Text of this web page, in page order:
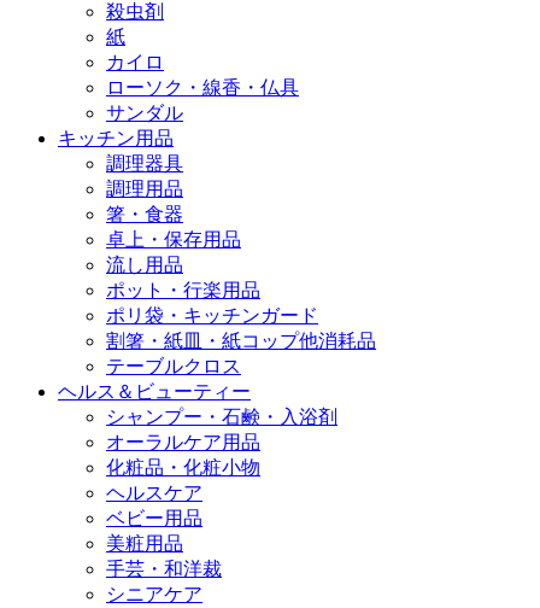
殺虫剤
紙
カイロ
ローソク・線香・仏具
サンダル
キッチン用品
調理器具
調理用品
箸・食器
卓上・保存用品
流し用品
ポット・行楽用品
ポリ袋・キッチンガード
割箸・紙皿・紙コップ他消耗品
テーブルクロス
ヘルス＆ビューティー
シャンプー・石鹸・入浴剤
オーラルケア用品
化粧品・化粧小物
ヘルスケア
ベビー用品
美粧用品
手芸・和洋裁
シニアケア